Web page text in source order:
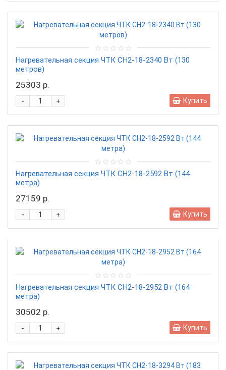
Нагревательная секция ЧТК CН2-18-2340 Вт (130
метров)
25303 р.
+
- Купить
Нагревательная секция ЧТК CН2-18-2592 Вт (144
метра)
27159 р.
+
- Купить
Нагревательная секция ЧТК CН2-18-2952 Вт (164
метра)
30502 р.
+
- Купить